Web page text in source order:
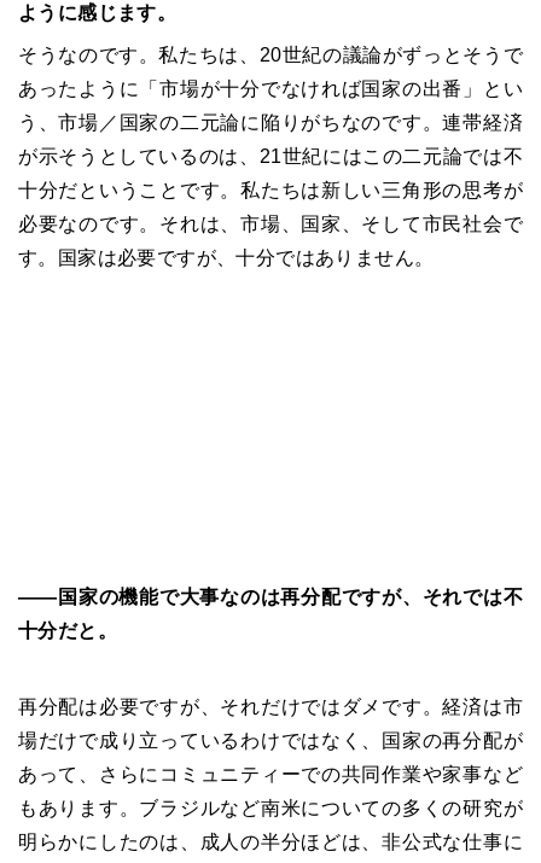
ように感じます。
そうなのです。私たちは、 20世紀の議論がずっとそうで
あったように「市場が十分でなければ国家の出番」とい
う、市場／国家の二元論に陥りがちなのです。連帯経済
が示そうとしているのは、 21世紀にはこの二元論では不
十分だということです。私たちは新しい三角形の思考が
必要なのです。それは、市場、国家、そして市民社会で
す。国家は必要ですが、十分ではありません。
―― 国家の機能で大事なのは再分配ですが、それでは不
十分だと。
再分配は必要ですが、それだけではダメです。経済は市
場だけで成り立っているわけではなく、国家の再分配が
あって、さらにコミュニティーでの共同作業や家事など
もあります。ブラジルなど南米についての多くの研究が
明らかにしたのは、成人の半分ほどは、非公式な仕事に